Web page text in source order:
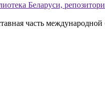
Беларуси,
часть